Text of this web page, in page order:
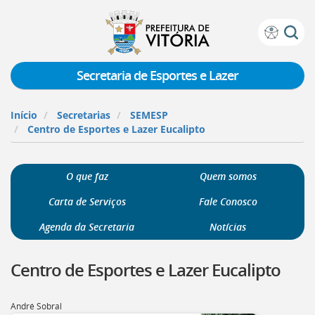
Prefeitura
Vitória
teclado:
para
a
página
acessibilidade
para
página
Portal
Secretaria de Esportes e Lazer
Início Secretarias
SEMESP
Centro de Esportes e Lazer Eucalipto
O que faz
Quem somos
Carta de Serviços
Fale Conosco
Agenda da Secretaria
Notícias
Centro de Esportes e Lazer Eucalipto
André Sobral